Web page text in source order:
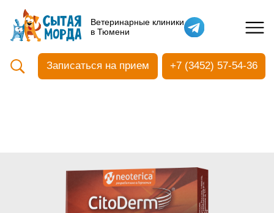
Ветеринарные клиники
в Тюмени
Кастрация собак
Вакцинация
Ультразвуковая чистка зубов
Общий анализ крови